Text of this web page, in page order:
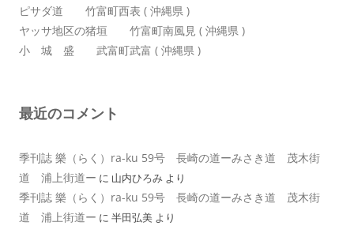
ピサダ道 竹富町西表 ( 沖縄県 )
ヤッサ地区の猪垣 竹富町南風見 ( 沖縄県 )
小 城 盛 武富町武富 ( 沖縄県 )
最近のコメント
季刊誌 樂（らく）ra-ku 59号 長崎の道ーみさき道 茂木街
道 浦上街道ー に 山内ひろみ より
季刊誌 樂（らく）ra-ku 59号 長崎の道ーみさき道 茂木街
道 浦上街道ー に 半田弘美 より